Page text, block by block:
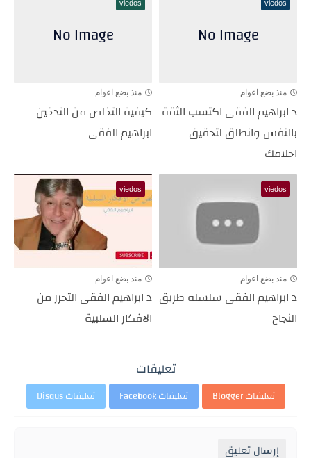
viedos
منذ بضع اعوام
د ابراهيم الفقى اكتسب الثقة
بالنفس وانطلق لتحقيق
احلامك
viedos
منذ بضع اعوام
كيفية التخلص من التدخين
ابراهيم الفقى
viedos
منذ بضع اعوام
د ابراهيم الفقى سلسله طريق
النجاح
viedos
منذ بضع اعوام
د ابراهيم الفقى التحرر من
الافكار السلبية
تعليقات
تعليقات Blogger تعليقات Facebook تعليقات Disqus
إرسال تعليق